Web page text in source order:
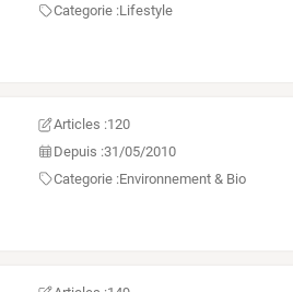
Categorie :Lifestyle
Articles :120
Depuis :31/05/2010
Categorie :Environnement & Bio